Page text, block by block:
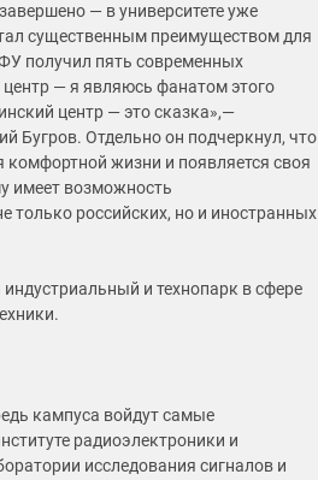
— в университете уже
существенным преимуществом для
получил пять современных
— я являюсь фанатом этого
центр — это сказка»,—
Бугров. Отдельно он подчеркнул, что
комфортной жизни и появляется своя
имеет возможность
только российских, но и иностранных
и технопарк в сфере
кампуса войдут самые
радиоэлектроники и
исследования сигналов и